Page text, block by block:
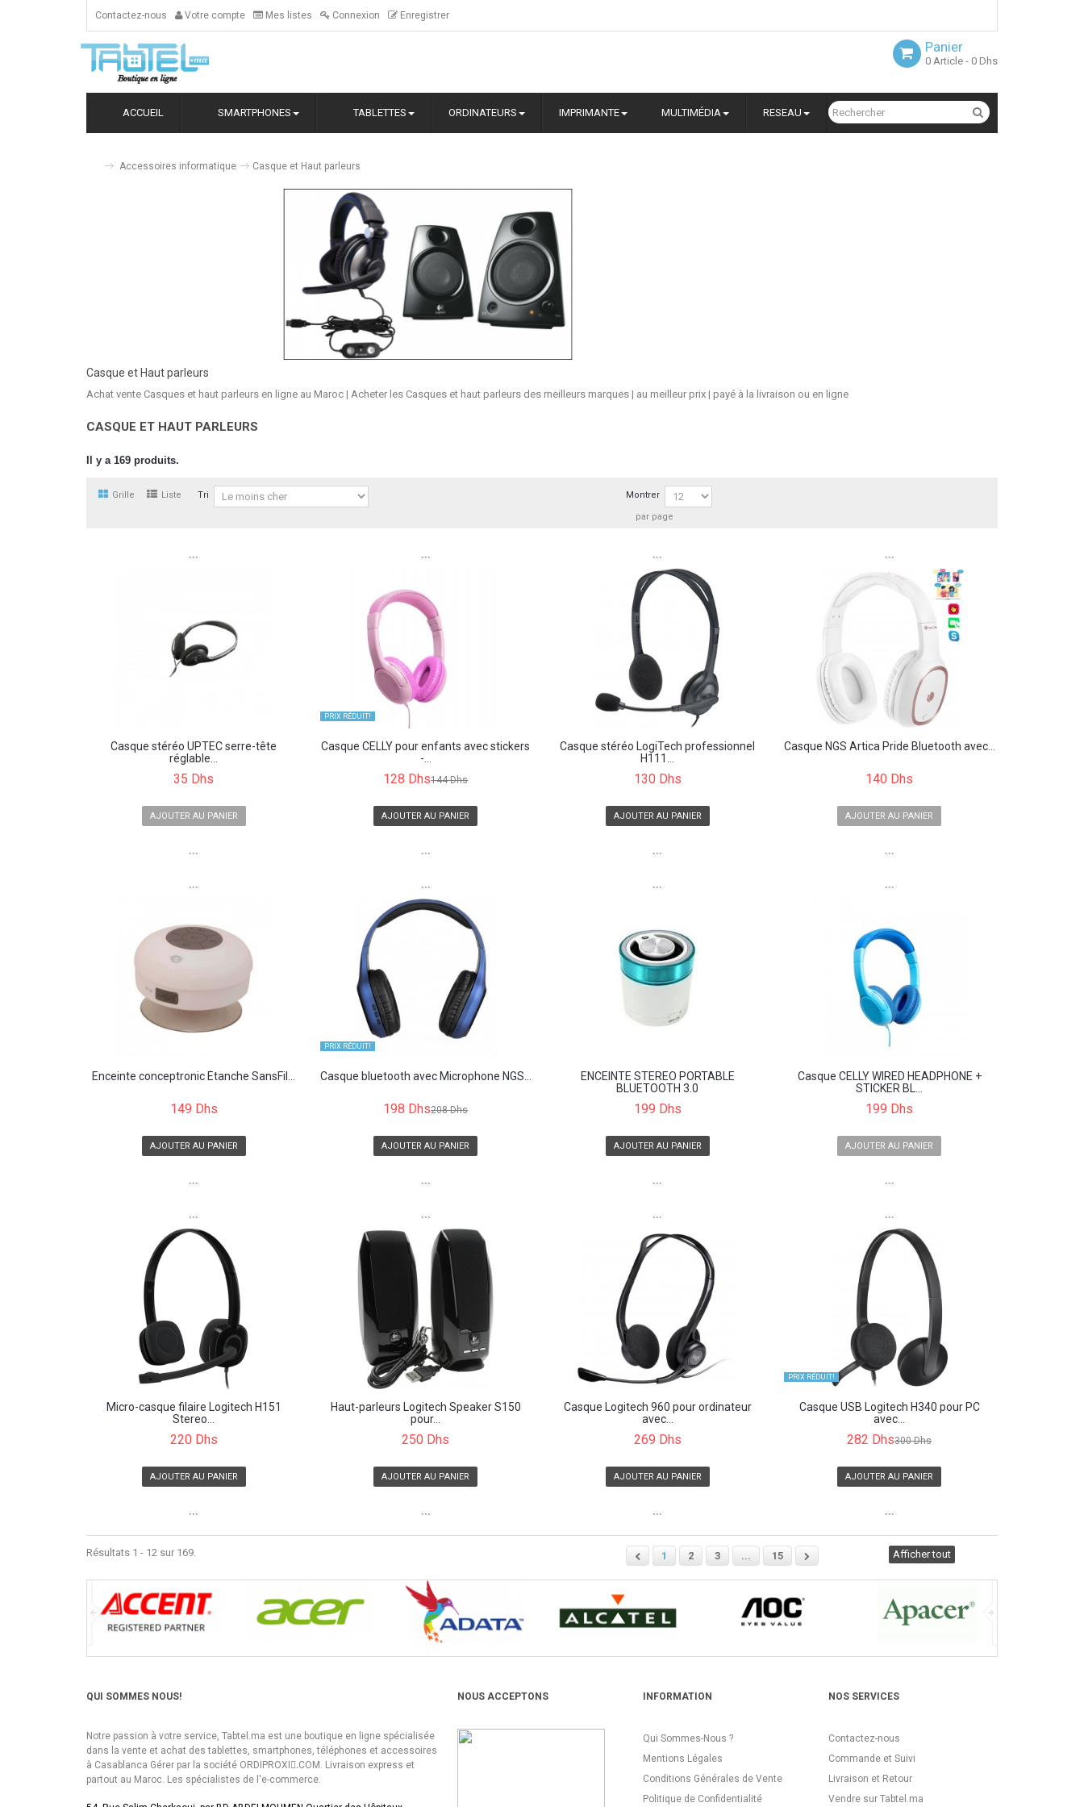
Contactez-nous Votre compte Mes listes Connexion Enregistrer
Panier
0 Article - 0 Dhs
ACCUEIL SMARTPHONES TABLETTES ORDINATEURS IMPRIMANTE MULTIMÉDIA RESEAU
Accessoires informatique Casque et Haut parleurs
Casque et Haut parleurs
Achat vente Casques et haut parleurs en ligne au Maroc | Acheter les Casques et haut parleurs des meilleurs marques | au meilleur prix | payé à la livraison ou en ligne
CASQUE ET HAUT PARLEURS
Il y a 169 produits.
Grille Liste Tri Montrer
par page
```
Casque stéréo UPTEC serre-tête
réglable...
35 Dhs
AJOUTER AU PANIER
```
```
Casque CELLY pour enfants avec stickers
-...
128 Dhs144 Dhs
PRIX ​​RÉDUIT!
AJOUTER AU PANIER
```
```
Casque stéréo LogiTech professionnel
H111...
130 Dhs
AJOUTER AU PANIER
```
```
Casque NGS Artica Pride Bluetooth avec...
140 Dhs
AJOUTER AU PANIER
```
```
Enceinte conceptronic Étanche SansFil...
149 Dhs
AJOUTER AU PANIER
```
```
Casque bluetooth avec Microphone NGS...
198 Dhs208 Dhs
PRIX ​​RÉDUIT!
AJOUTER AU PANIER
```
```
ENCEINTE STEREO PORTABLE
BLUETOOTH 3.0
199 Dhs
AJOUTER AU PANIER
```
```
Casque CELLY WIRED HEADPHONE +
STICKER BL...
199 Dhs
AJOUTER AU PANIER
```
```
Micro-casque filaire Logitech H151
Stereo...
220 Dhs
AJOUTER AU PANIER
```
```
Haut-parleurs Logitech Speaker S150
pour...
250 Dhs
AJOUTER AU PANIER
```
```
Casque Logitech 960 pour ordinateur
avec...
269 Dhs
AJOUTER AU PANIER
```
```
Casque USB Logitech H340 pour PC
avec...
282 Dhs300 Dhs
PRIX ​​RÉDUIT!
AJOUTER AU PANIER
```
Afficher tout
1 2 3 ... 15
Résultats 1 - 12 sur 169.
QUI SOMMES NOUS!
Notre passion à votre service, Tabtel.ma est une boutique en ligne spécialisée
dans la vente et achat des tablettes, smartphones, téléphones et accessoires
à Casablanca Gérer par la société ORDIPROXI.ِCOM. Livraison express et
partout au Maroc. Les spécialistes de l'e-commerce.
NOUS ACCEPTONS INFORMATION
Qui Sommes-Nous ?
Mentions Légales
Conditions Générales de Vente
Politique de Confidentialité
NOS SERVICES
Contactez-nous
Commande et Suivi
Livraison et Retour
Vendre sur Tabtel.ma